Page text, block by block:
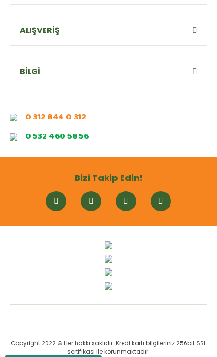
ALIŞVERİŞ
BİLGİ
0 312 844 0 312
0 532 460 58 56
Bizi Takip Edin!
Copyright 2022 © Her hakkı saklıdır. Kredi kartı bilgileriniz 256bit SSL
sertifikası ile korunmaktadır.